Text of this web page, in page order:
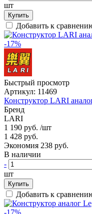
шт
Купить
Добавить к
-17%
Быстрый просмотр
Артикул: 11469
Конструктор LARI
Бренд
LARI
1 190 руб. /шт
1 428 руб.
Экономия 238 руб.
В наличии
-
шт
Купить
Добавить к
-17%